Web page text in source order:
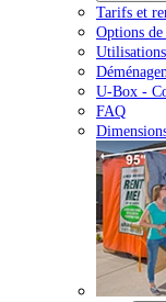
Tarifs et
Options
U-Box -
FAQ